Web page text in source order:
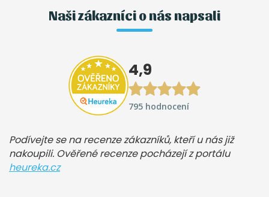
Naši zákazníci o nás napsali
4,9
795 hodnocení
Podívejte se na recenze zákazníků, kteří u nás již
nakoupili. Ověřené recenze pocházejí z portálu
heureka.cz